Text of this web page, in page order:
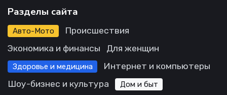
Разделы сайта
Авто-Мото
Происшествия
Экономика и финансы
Для женщин
Здоровье и медицина
Интернет и компьютеры
Шоу-бизнес и культура
Дом и быт